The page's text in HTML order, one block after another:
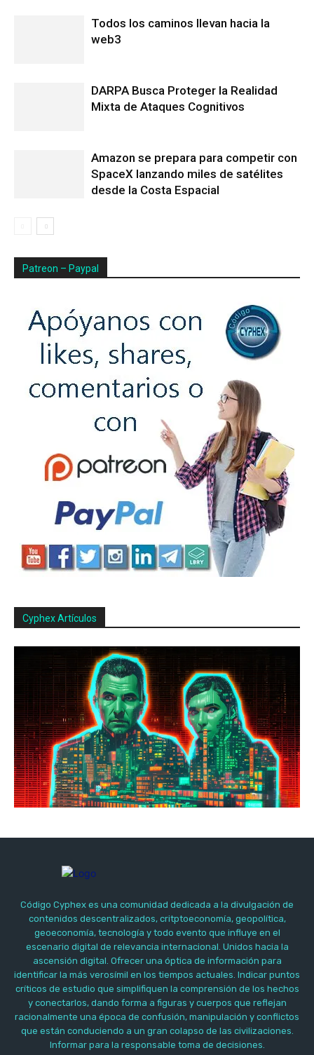
Todos los caminos llevan hacia la
web3
DARPA Busca Proteger la Realidad
Mixta de Ataques Cognitivos
Amazon se prepara para competir con
SpaceX lanzando miles de satélites
desde la Costa Espacial
Patreon – Paypal
Cyphex Artículos
Código Cyphex es una comunidad dedicada a la divulgación de
contenidos descentralizados, critptoeconomía, geopolítica,
geoeconomía, tecnología y todo evento que influye en el
escenario digital de relevancia internacional. Unidos hacia la
ascensión digital. Ofrecer una óptica de información para
identificar la más verosímil en los tiempos actuales. Indicar puntos
críticos de estudio que simplifiquen la comprensión de los hechos
y conectarlos, dando forma a figuras y cuerpos que reflejan
racionalmente una época de confusión, manipulación y conflictos
que están conduciendo a un gran colapso de las civilizaciones.
Informar para la responsable toma de decisiones.